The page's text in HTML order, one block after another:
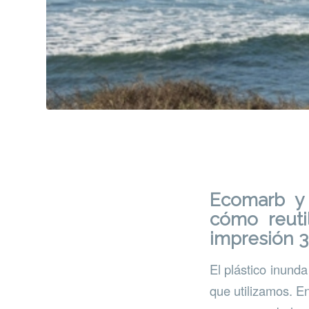
Ecomarb
cómo
impresión
El plástico
que utilizamos.